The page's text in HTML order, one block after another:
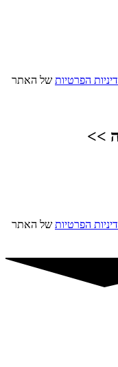
הפרטיות של האתר
>>
הפרטיות של האתר